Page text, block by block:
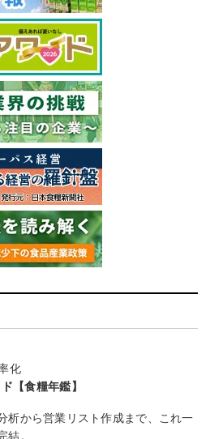
化
【食糧年鑑】
析から営業リスト作成まで、これ一
結。